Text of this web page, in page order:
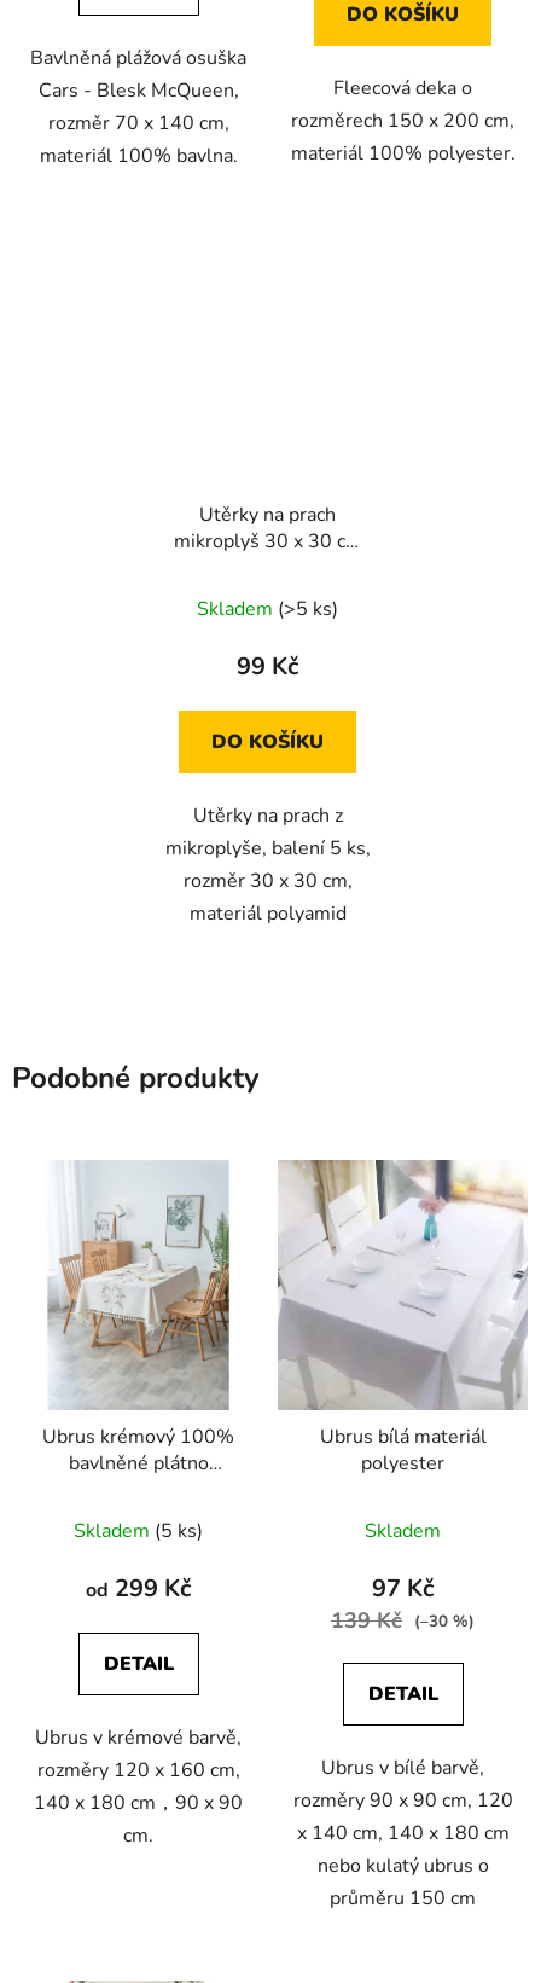
Bavlněná plážová osuška
Cars - Blesk McQueen,
rozměr 70 x 140 cm,
materiál 100% bavlna.
DO KOŠÍKU
Fleecová deka o
rozměrech 150 x 200 cm,
materiál 100% polyester.
Utěrky na prach
mikroplyš 30 x 30 cm
Skladem (>5 ks)
99 Kč
DO KOŠÍKU
Utěrky na prach z
mikroplyše, balení 5 ks,
rozměr 30 x 30 cm,
materiál polyamid
Podobné produkty
Ubrus krémový 100%
bavlněné plátno
Skladem (5 ks)
od 299 Kč
DETAIL
Ubrus v krémové barvě,
rozměry 120 x 160 cm,
140 x 180 cm，90 x 90
cm.
Ubrus bílá materiál
polyester
Skladem
97 Kč
139 Kč (–30 %)
DETAIL
Ubrus v bílé barvě,
rozměry 90 x 90 cm, 120
x 140 cm, 140 x 180 cm
nebo kulatý ubrus o
průměru 150 cm